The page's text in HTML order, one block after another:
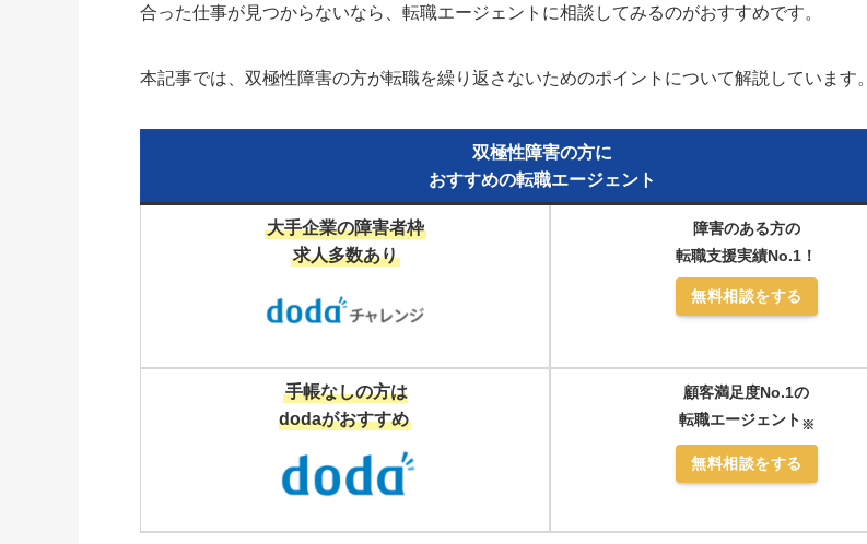
合った仕事が見つからないなら、転職エージェントに相談してみるのがおすすめです。
本記事では、双極性障害の方が転職を繰り返さないためのポイントについて解説しています。
双極性障害の方に
おすすめの転職エージェント
大手企業の障害者枠
求人多数あり
障害のある方の
転職支援実績No.1！
無料相談をする
手帳なしの方は
dodaがおすすめ
顧客満足度No.1の
転職エージェント ※
無料相談をする